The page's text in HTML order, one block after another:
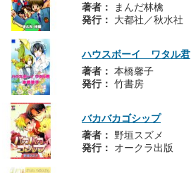
著者：
まんだ林檎
発行：
大都社／秋水社
ハウスボーイ ワタル君
著者： 本橋馨子
発行： 竹書房
バカバカゴシップ
著者：
野垣スズメ
発行：
オークラ出版